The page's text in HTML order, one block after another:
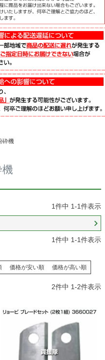
砕機
1件中 1-1件表示
1件中 1-1件表示
価格が安い順 価格が高い順
2件中 1-2件表示